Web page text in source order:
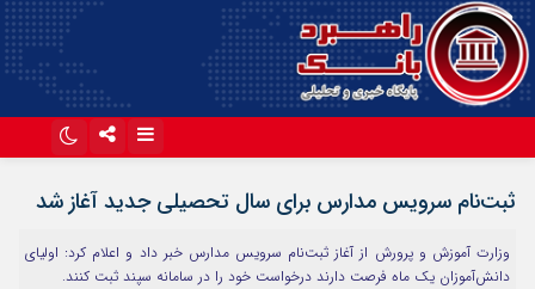
ثبت‌نام سرویس مدارس برای سال تحصیلی جدید آغاز شد
وزارت آموزش و پرورش از آغاز ثبت‌نام سرویس مدارس خبر داد و اعلام کرد: اولیای
دانش‌آموزان یک ماه فرصت دارند درخواست خود را در سامانه سپند ثبت کنند.